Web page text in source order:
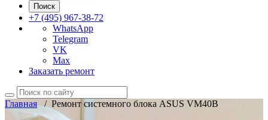
Поиск
+7 (495) 967-38-72
WhatsApp
Telegram
VK
Max
Заказать ремонт
Главная/ Ремонт системного блока ASUS VM40B